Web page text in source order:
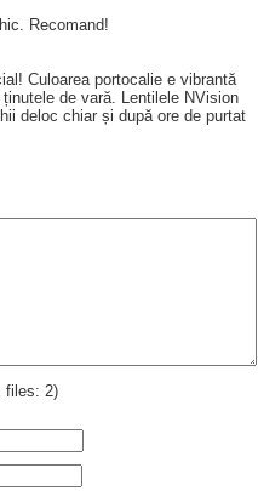
Recomand!
Culoarea portocalie e vibrantă
de vară. Lentilele NVision
deloc chiar și după ore de purtat
files: 2)